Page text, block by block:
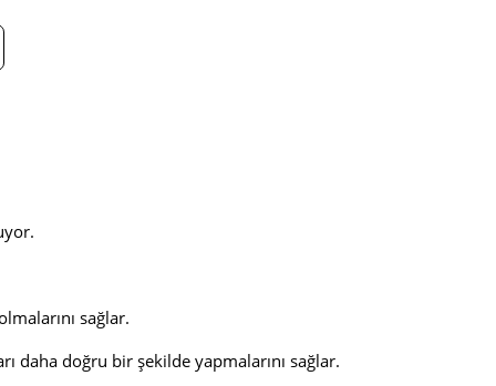
sağlar.
daha doğru bir şekilde yapmalarını sağlar.